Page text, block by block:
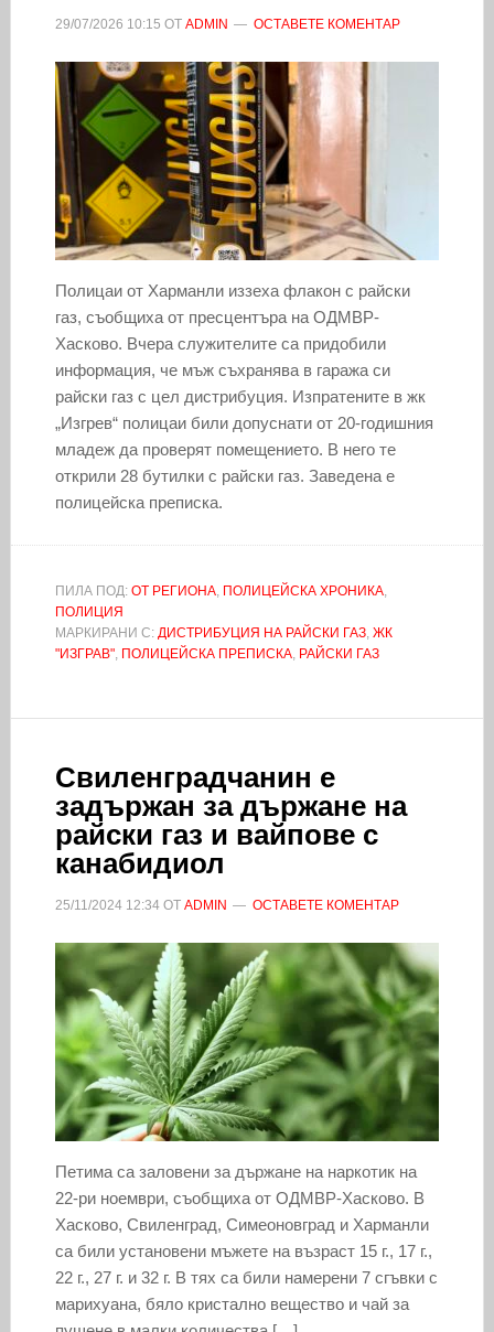
29/07/2026 10:15 ОТ ADMIN ОСТАВЕТЕ КОМЕНТАР
Полицаи от Харманли иззеха флакон с райски
газ, съобщиха от пресцентъра на ОДМВР-
Хасково. Вчера служителите са придобили
информация, че мъж съхранява в гаража си
райски газ с цел дистрибуция. Изпратените в жк
„Изгрев“ полицаи били допуснати от 20-годишния
младеж да проверят помещението. В него те
открили 28 бутилки с райски газ. Заведена е
полицейска преписка.
ПИЛА ПОД: ОТ РЕГИОНА, ПОЛИЦЕЙСКА ХРОНИКА,
ПОЛИЦИЯ
МАРКИРАНИ С: ДИСТРИБУЦИЯ НА РАЙСКИ ГАЗ, ЖК
"ИЗГРАВ", ПОЛИЦЕЙСКА ПРЕПИСКА, РАЙСКИ ГАЗ
Свиленградчанин е
задържан за държане на
райски газ и вайпове с
канабидиол
25/11/2024 12:34ОТ ADMIN ОСТАВЕТЕ КОМЕНТАР
Петима са заловени за държане на наркотик на
22-ри ноември, съобщиха от ОДМВР-Хасково. В
Хасково, Свиленград, Симеоновград и Харманли
са били установени мъжете на възраст 15 г., 17 г.,
22 г., 27 г. и 32 г. В тях са били намерени 7 сгъвки с
марихуана, бяло кристално вещество и чай за